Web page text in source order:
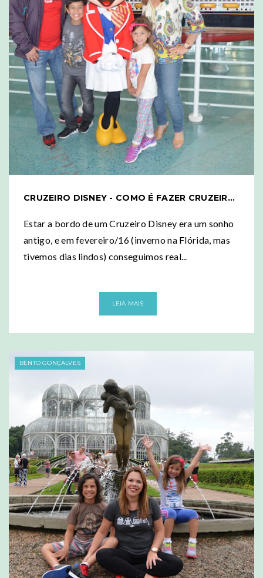
CRUZEIRO DISNEY - COMO É FAZER CRUZEIRO DE 7 NOITES?
Estar a bordo de um Cruzeiro Disney era um sonho
antigo, e em fevereiro/16 (inverno na Flórida, mas
tivemos dias lindos) conseguimos real...
LEIA MAIS
BENTO GONÇALVES